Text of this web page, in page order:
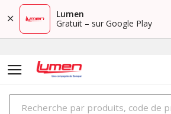
Lumen
Gratuit – sur Google Play
PRODUITS